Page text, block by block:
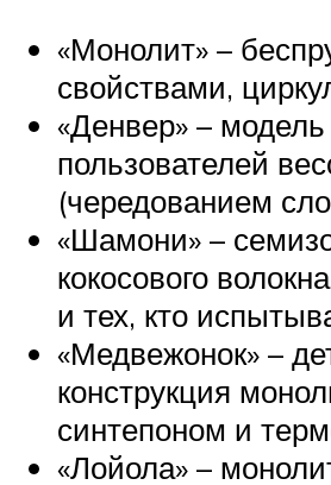
«Монолит» –
свойствами,
«Денвер» –
пользователей
(чередованием
«Шамони» –
кокосового
и тех, кто
«Медвежонок» –
конструкция
синтепоном и
«Лойола» –